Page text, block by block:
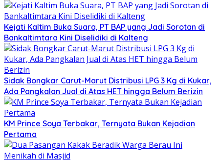
Kejati Kaltim Buka Suara, PT BAP yang Jadi Sorotan di
Bankaltimtara Kini Diselidiki di Kalteng
Sidak Bongkar Carut-Marut Distribusi LPG 3 Kg di Kukar,
Ada Pangkalan Jual di Atas HET hingga Belum Berizin
KM Prince Soya Terbakar, Ternyata Bukan Kejadian
Pertama